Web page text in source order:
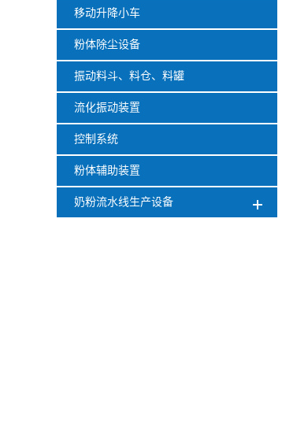
移动升降小车
粉体除尘设备
振动料斗、料仓、料罐
流化振动装置
控制系统
粉体辅助装置
奶粉流水线生产设备